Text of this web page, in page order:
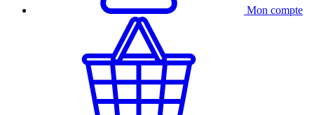
Mon compte